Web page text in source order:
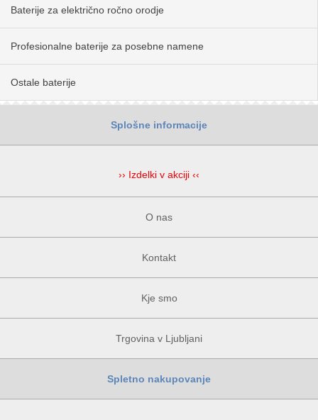
Baterije za električno ročno orodje
Profesionalne baterije za posebne namene
Ostale baterije
Splošne informacije
›› Izdelki v akciji ‹‹
O nas
Kontakt
Kje smo
Trgovina v Ljubljani
Spletno nakupovanje